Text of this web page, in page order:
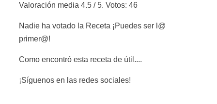
Valoración media 4.5 / 5. Votos: 46
Nadie ha votado la Receta ¡Puedes ser l@
primer@!
Como encontró esta receta de útil....
¡Síguenos en las redes sociales!